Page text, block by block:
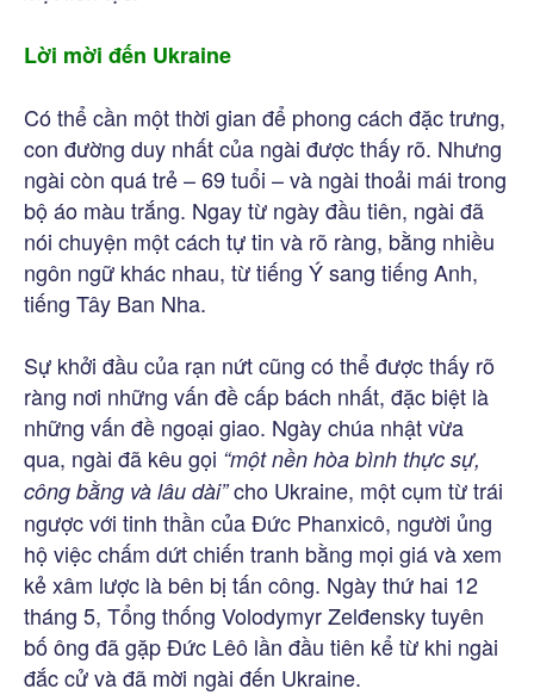
Lời mời đến Ukraine
Có thể cần một thời gian để phong cách đặc trưng,
con đường duy nhất của ngài được thấy rõ. Nhưng
ngài còn quá trẻ – 69 tuổi – và ngài thoải mái trong
bộ áo màu trắng. Ngay từ ngày đầu tiên, ngài đã
nói chuyện một cách tự tin và rõ ràng, bằng nhiều
ngôn ngữ khác nhau, từ tiếng Ý sang tiếng Anh,
tiếng Tây Ban Nha.
Sự khởi đầu của rạn nứt cũng có thể được thấy rõ
ràng nơi những vấn đề cấp bách nhất, đặc biệt là
những vấn đề ngoại giao. Ngày chúa nhật vừa
qua, ngài đã kêu gọi “một nền hòa bình thực sự,
công bằng và lâu dài”cho Ukraine, một cụm từ trái
ngược với tinh thần của Đức Phanxicô, người ủng
hộ việc chấm dứt chiến tranh bằng mọi giá và xem
kẻ xâm lược là bên bị tấn công. Ngày thứ hai 12
tháng 5, Tổng thống Volodymyr Zelđensky tuyên
bố ông đã gặp Đức Lêô lần đầu tiên kể từ khi ngài
đắc cử và đã mời ngài đến Ukraine.